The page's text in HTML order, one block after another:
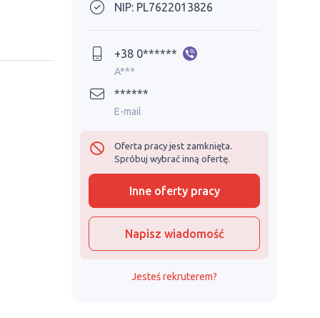
NIP: PL7622013826
+38 0******
A***
******
E-mail
Oferta pracy jest zamknięta.
Spróbuj wybrać inną ofertę.
Inne oferty pracy
Napisz wiadomość
Jesteś rekruterem?